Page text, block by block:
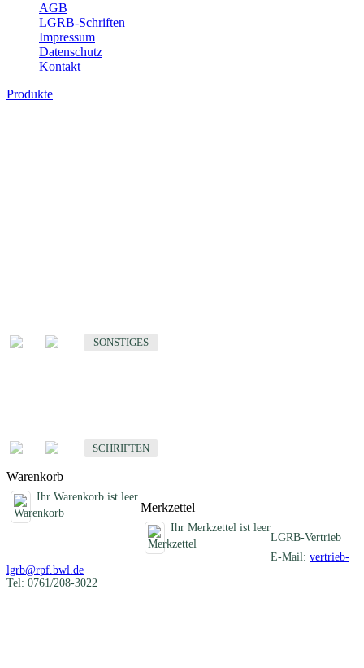
AGB
LGRB-Schriften
Impressum
Datenschutz
Kontakt
Produkte
SONSTIGES
SCHRIFTEN
Warenkorb
Ihr Warenkorb ist leer.
Merkzettel
Ihr Merkzettel ist leer
LGRB-Vertrieb
E-Mail: vertrieb-
lgrb@rpf.bwl.de
Tel: 0761/208-3022